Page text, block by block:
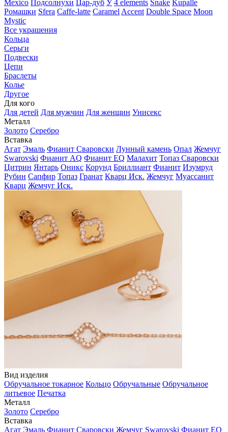
Mexico Подсолнухи Цар-дуб Ў 4 elements Snake Kupalle
Ромашки Sfera Caffe-latte Caramel Accent Double Space Moon
Mystic
Все украшения
Кольца
Серьги
Подвески
Цепи
Браслеты
Колье
Другое
Для кого
Для детей Для мужчин Для женщин Унисекс
Металл
Золото Серебро
Вставка
Агат Эмаль Фианит Сваровски Лунный камень Опал Жемчуг
Swarovski Фианит AQ Фианит EQ Малахит Топаз Сваровски
Цитрин Янтарь Оникс Корунд Бриллиант Фианит Изумруд
Рубин Сапфир Топаз Гранат Кварц Иск. Жемчуг Муассанит
Кварц Жемчуг Иск.
Вид изделия
Обручальное токарное Кольцо Обручальные Обручальное
литьевое Печатка
Металл
Золото Серебро
Вставка
Агат Эмаль Фианит Сваровски Жемчуг Swarovski Фианит EQ